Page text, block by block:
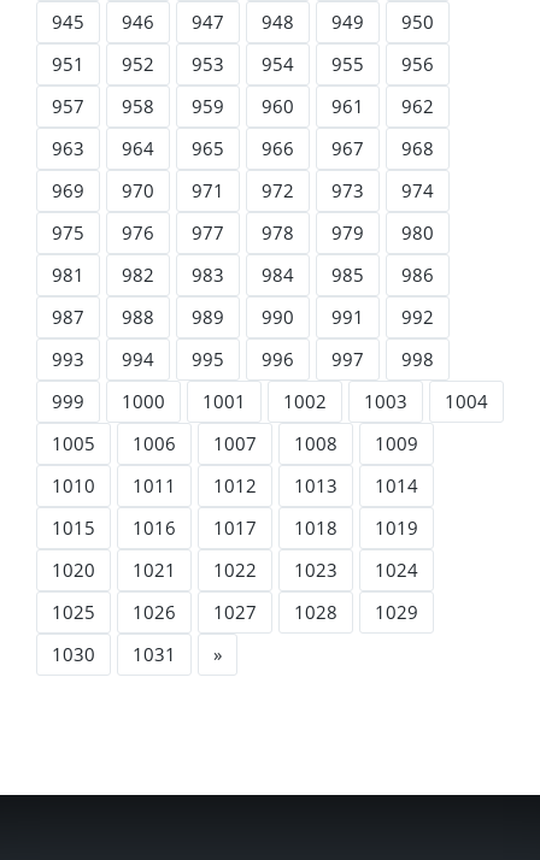
945
946 947 948 949
950
951
952 953 954 955
956
957
958 959 960 961
962
963
964 965 966 967
968
969
970 971 972 973
974
975
976 977 978 979
980
981
982 983 984 985
986
987
988 989 990 991
992
993
994 995 996 997
998
999
1000 1001 1002 1003
1004
1005
1006 1007 1008
1009
1010
1011 1012 1013
1014
1015
1016 1017 1018
1019
1020
1021 1022 1023
1024
1025
1026 1027 1028
1029
1030
1031 »